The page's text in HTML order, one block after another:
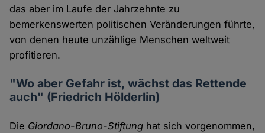
das aber im Laufe der Jahrzehnte zu
bemerkenswerten politischen Veränderungen führte,
von denen heute unzählige Menschen weltweit
profitieren.
"Wo aber Gefahr ist, wächst das Rettende
auch" (Friedrich Hölderlin)
Die Giordano-Bruno-Stiftung hat sich vorgenommen,